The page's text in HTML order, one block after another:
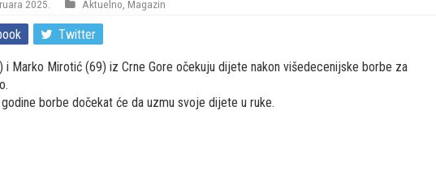
2025. Aktuelno Magazin
Twitter
i Marko Mirotić (69) iz Crne Gore očekuju dijete nakon višedecenijske borbe za
borbe dočekat će da uzmu svoje dijete u ruke.